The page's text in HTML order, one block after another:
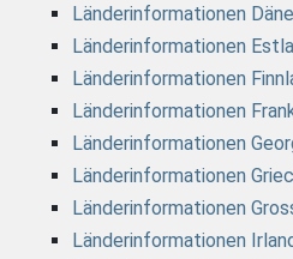
Länderinformationen
Länderinformationen
Länderinformationen
Länderinformationen
Länderinformationen
Länderinformationen
Länderinformationen
Länderinformationen